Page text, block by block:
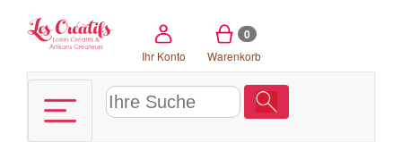
Ihr Konto
0
Warenkorb